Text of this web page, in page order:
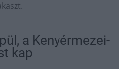
a Kenyérmezei-
kap